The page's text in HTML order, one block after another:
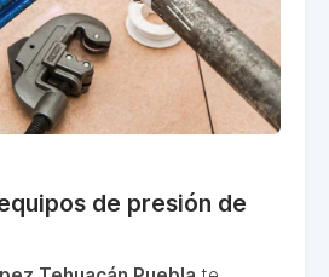
de presión de